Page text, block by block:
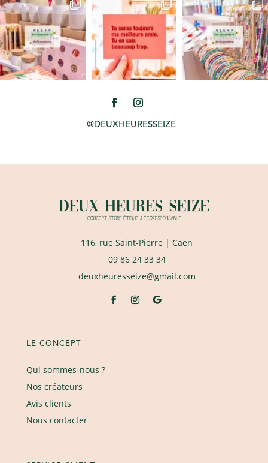
@DEUXHEURESSEIZE
116, rue Saint-Pierre | Caen
09 86 24 33 34
deuxheuresseize@gmail.com
LE CONCEPT
Qui sommes-nous ?
Nos créateurs
Avis clients
Nous contacter